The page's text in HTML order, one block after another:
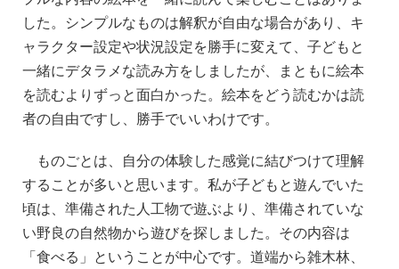
した。シンプルなものは解釈が自由な場合があり、キ
ャラクター設定や状況設定を勝手に変えて、子どもと
一緒にデタラメな読み方をしましたが、まともに絵本
を読むよりずっと面白かった。絵本をどう読むかは読
者の自由ですし、勝手でいいわけです。
ものごとは、自分の体験した感覚に結びつけて理解
することが多いと思います。私が子どもと遊んでいた
頃は、準備された人工物で遊ぶより、準備されていな
い野良の自然物から遊びを探しました。その内容は
「食べる」ということが中心です。道端から雑木林、